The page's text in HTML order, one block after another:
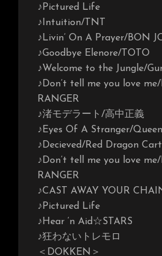
♪Pictured Life
♪Intuition/TNT
♪Livin’ On A Prayer/BON
♪Goodbye Elenore/TOTO
♪Welcome to the Jungle/
♪Don’t tell me you love me/
RANGER
♪渚モデラート/高中正義
♪Eyes Of A Stranger/
♪Decieved/Red Dragon
♪Don’t tell me you love me/
RANGER
♪CAST AWAY YOUR
♪Pictured Life
♪Hear ‘n Aid☆STARS
♪狂わないトレモロ
＜DOKKEN＞